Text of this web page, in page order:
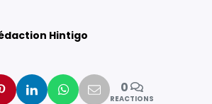
Hintigo
PinterestLinkedinWhatsapp
Mail0
REACTIONS